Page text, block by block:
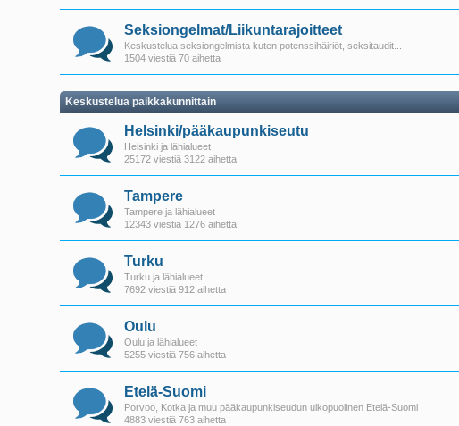
Seksiongelmat/Liikuntarajoitteet
Keskustelua seksiongelmista kuten potenssihäiriöt, seksitaudit...
1504 viestiä 70 aihetta
Keskustelua paikkakunnittain
Helsinki/pääkaupunkiseutu
Helsinki ja lähialueet
25172 viestiä 3122 aihetta
Tampere
Tampere ja lähialueet
12343 viestiä 1276 aihetta
Turku
Turku ja lähialueet
7692 viestiä 912 aihetta
Oulu
Oulu ja lähialueet
5255 viestiä 756 aihetta
Etelä-Suomi
Porvoo, Kotka ja muu pääkaupunkiseudun ulkopuolinen Etelä-Suomi
4883 viestiä 763 aihetta